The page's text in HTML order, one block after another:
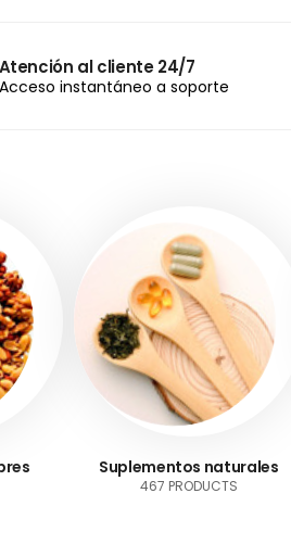
al cliente 24/7
instantáneo a soporte
Suplementos naturales
467 PRODUCTS